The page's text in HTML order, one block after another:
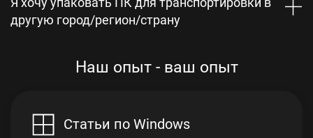
другую город/регион/страну
Наш опыт - ваш опыт
Статьи по Windows